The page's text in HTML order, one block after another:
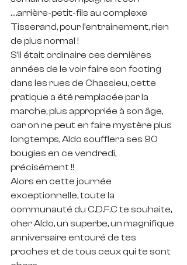
….arrière-petit-fils au complexe
Tisserand, pour l’entrainement, rien
de plus normal !
S’il était ordinaire ces dernières
années de le voir faire son footing
dans les rues de Chassieu, cette
pratique a été remplacée par la
marche, plus appropriée à son âge,
car on ne peut en faire mystère plus
longtemps, Aldo soufflera ses 90
bougies en ce vendredi,
précisément !!
Alors en cette journée
exceptionnelle, toute la
communauté du C.D.F.C te souhaite,
cher Aldo, un superbe, un magnifique
anniversaire entouré de tes
proches et de tous ceux qui te sont